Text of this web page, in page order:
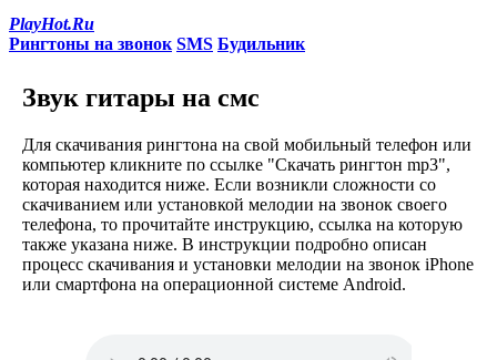
PlayHot.Ru
Рингтоны на звонок SMS Будильник
Звук гитары на смс
Для скачивания рингтона на свой мобильный телефон или
компьютер кликните по ссылке "Скачать рингтон mp3",
которая находится ниже. Если возникли сложности со
скачиванием или установкой мелодии на звонок своего
телефона, то прочитайте инструкцию, ссылка на которую
также указана ниже. В инструкции подробно описан
процесс скачивания и установки мелодии на звонок iPhone
или смартфона на операционной системе Android.